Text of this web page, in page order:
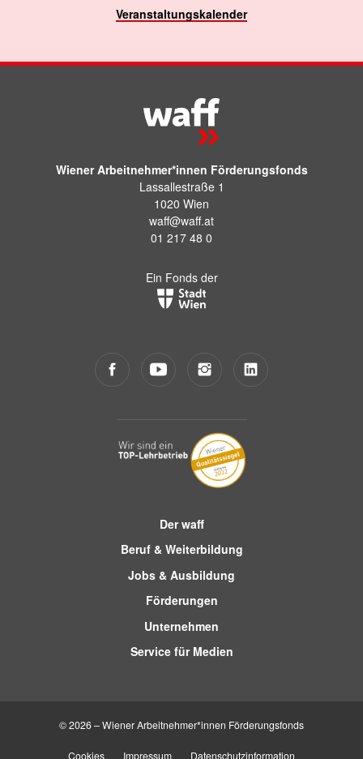
Veranstaltungskalender
Wiener Arbeitnehmer*innen Förderungsfonds
Lassallestraße 1
1020 Wien
waff@waff.at
01 217 48 0
Ein Fonds der
Der waff
Beruf & Weiterbildung
Jobs & Ausbildung
Förderungen
Unternehmen
Service für Medien
© 2026 – Wiener Arbeitnehmer*innen Förderungsfonds
Cookies Impressum Datenschutzinformation